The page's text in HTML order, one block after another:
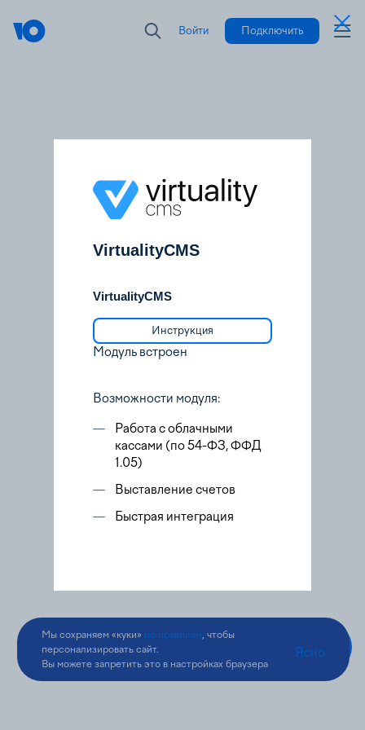
Войти Подключить
VirtualityCMS
VirtualityCMS
Инструкция
Модуль встроен
Возможности модуля:
—
Работа с облачными
кассами (по 54-ФЗ, ФФД
1.05)
—
Выставление счетов
—
Быстрая интеграция
Мы сохраняем «куки» по правилам, чтобы
персонализировать сайт.
Вы можете запретить это в настройках браузера
Ясно